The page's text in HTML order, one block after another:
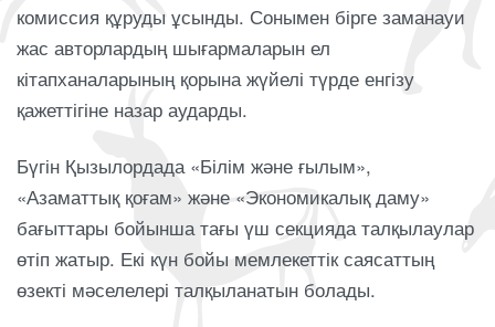
комиссия құруды ұсынды. Сонымен бірге заманауи
жас авторлардың шығармаларын ел
кітапханаларының қорына жүйелі түрде енгізу
қажеттігіне назар аударды.
Бүгін Қызылордада «Білім және ғылым»,
«Азаматтық қоғам» және «Экономикалық даму»
бағыттары бойынша тағы үш секцияда талқылаулар
өтіп жатыр. Екі күн бойы мемлекеттік саясаттың
өзекті мәселелері талқыланатын болады.